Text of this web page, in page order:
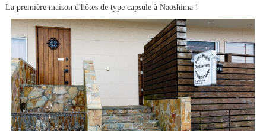
La première maison d'hôtes de type capsule à Naoshima !